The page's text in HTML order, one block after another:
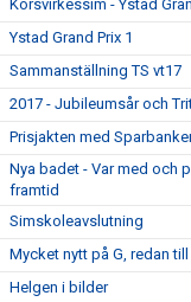
Korsvirkessim - Ystad
Ystad Grand Prix 1
Sammanställning TS vt17
2017 - Jubileumsår och
Prisjakten med
Nya badet - Var med och
framtid
Simskoleavslutning
Mycket nytt på G, redan
Helgen i bilder